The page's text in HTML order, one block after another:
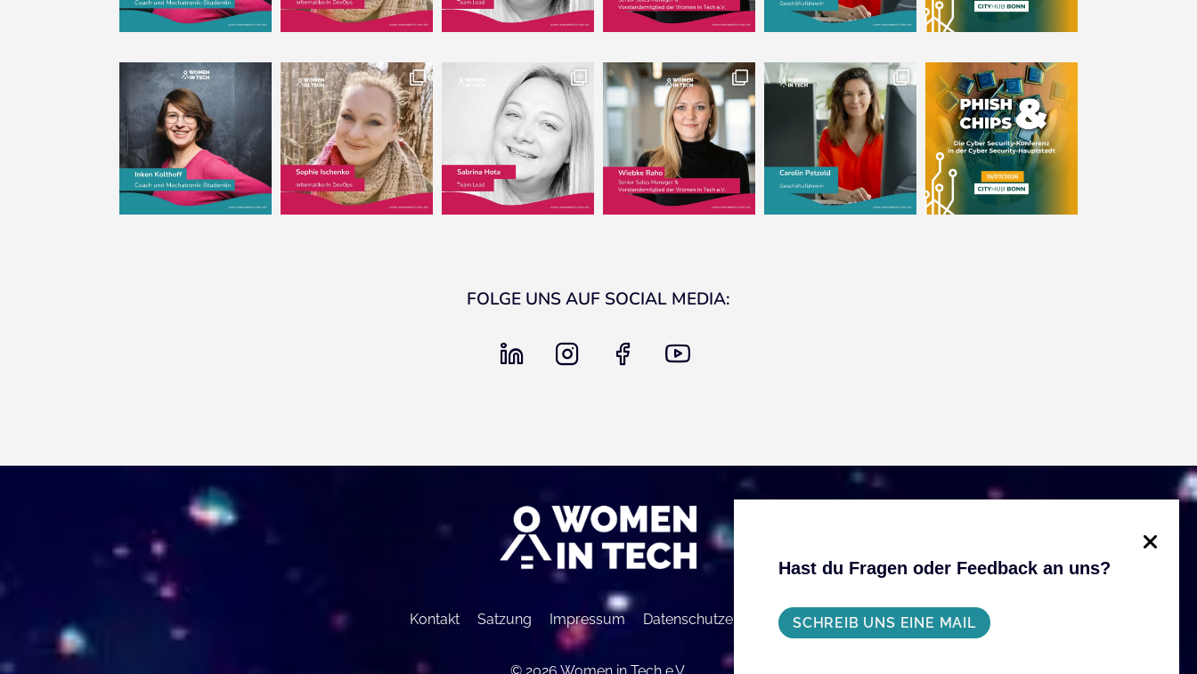
FOLGE UNS AUF SOCIAL MEDIA:
linkedin instagram
Kontakt Satzung Impressum Datenschutzerklärung
© 2026 Women in Tech e.V.
Hast du Fragen oder Feedback an uns?
SCHREIB UNS EINE MAIL